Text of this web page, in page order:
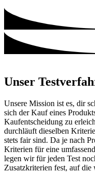
Unser
Unsere Mission ist es, dir
sich der Kauf eines
Kaufentscheidung zu
durchläuft dieselben
stets fair sind. Da je nach
Kriterien für eine
legen wir für jeden Test
Zusatzkriterien fest, auf